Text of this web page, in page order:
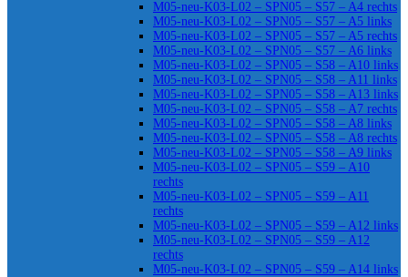
M05-neu-K03-L02 – SPN05 – S57 – A4 rechts
M05-neu-K03-L02 – SPN05 – S57 – A5 links
M05-neu-K03-L02 – SPN05 – S57 – A5 rechts
M05-neu-K03-L02 – SPN05 – S57 – A6 links
M05-neu-K03-L02 – SPN05 – S58 – A10 links
M05-neu-K03-L02 – SPN05 – S58 – A11 links
M05-neu-K03-L02 – SPN05 – S58 – A13 links
M05-neu-K03-L02 – SPN05 – S58 – A7 rechts
M05-neu-K03-L02 – SPN05 – S58 – A8 links
M05-neu-K03-L02 – SPN05 – S58 – A8 rechts
M05-neu-K03-L02 – SPN05 – S58 – A9 links
M05-neu-K03-L02 – SPN05 – S59 – A10
rechts
M05-neu-K03-L02 – SPN05 – S59 – A11
rechts
M05-neu-K03-L02 – SPN05 – S59 – A12 links
M05-neu-K03-L02 – SPN05 – S59 – A12
rechts
M05-neu-K03-L02 – SPN05 – S59 – A14 links